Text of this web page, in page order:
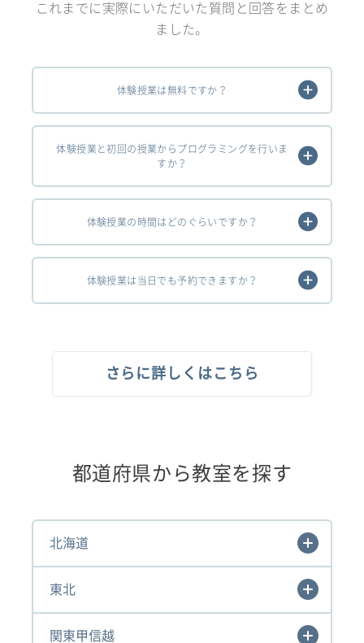
これまでに実際にいただいた質問と回答をまとめ
ました。
体験授業は無料ですか？
体験授業と初回の授業からプログラミングを行いま
すか？
体験授業の時間はどのぐらいですか？
体験授業は当日でも予約できますか？
さらに詳しくはこちら
都道府県から教室を探す
北海道
東北
関東甲信越